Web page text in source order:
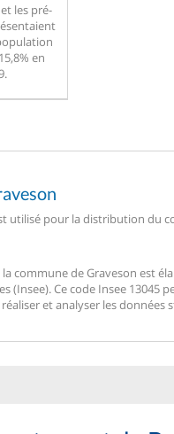
les pré-
en
utilisé pour la distribution du
la commune de Graveson est
(Insee). Ce code Insee 13045
et analyser les données